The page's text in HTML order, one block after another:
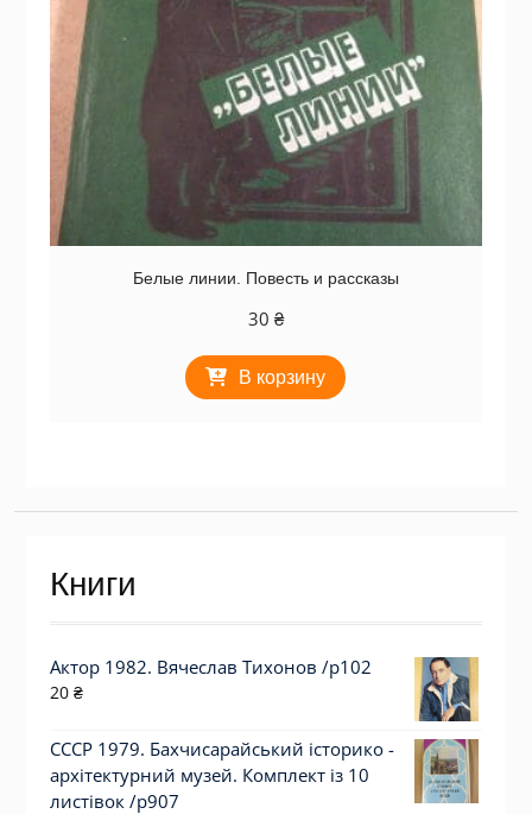
Белые линии. Повесть и рассказы
30 ₴
В корзину
Книги
Актор 1982. Вячеслав Тихонов /p102
20 ₴
СССР 1979. Бахчисарайський історико -
архітектурний музей. Комплект із 10
листівок /р907